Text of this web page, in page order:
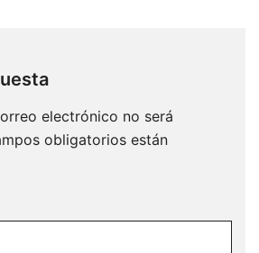
electrónico no será
obligatorios están